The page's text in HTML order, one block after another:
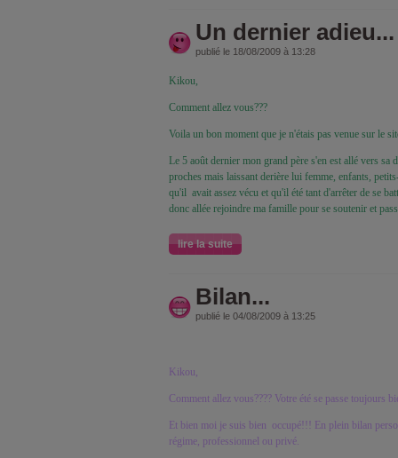
Un dernier adieu...
publié le 18/08/2009 à 13:28
Kikou,
Comment allez vous???
Voila un bon moment que je n'étais pas venue sur le
Le 5 août dernier mon grand père s'en est allé vers sa
proches mais laissant derière lui femme, enfants,
qu'il avait assez vécu et qu'il été tant d'arrêter de se
donc allée rejoindre ma famille pour se soutenir et
lire la suite
Bilan...
publié le 04/08/2009 à 13:25
Kikou,
Comment allez vous???? Votre été se passe toujours
Et bien moi je suis bien occupé!!! En plein bilan
régime, professionnel ou privé.